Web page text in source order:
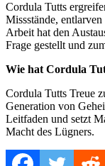
Cordula Tutts
Missstände,
Arbeit hat den
Frage gestellt und
Wie hat Cordula
Cordula Tutts Treue
Generation von
Leitfaden und setzt
Macht des Lügners.